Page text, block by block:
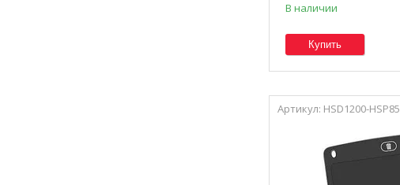
В наличии
Купить
HSD1200-HSP85